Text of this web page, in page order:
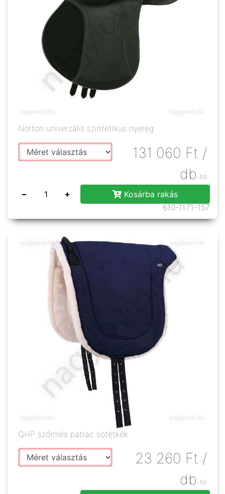
Norton univerzális szintetikus nyereg
131 060 Ft /
db -tól
− +
Kosárba rakás
610-1171-157
QHP szőrmés patrac sötétkék
23 260 Ft /
db -tól